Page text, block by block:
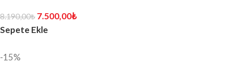
8.190,00₺ 7.500,00₺
Sepete Ekle
-15%